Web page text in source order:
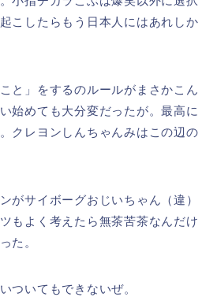
こしたらもう日本人にはあれしか
と」をするのルールがまさかこん
始めても大分変だったが。最高に
クレヨンしんちゃんみはこの辺の
がサイボーグおじいちゃん（違）
もよく考えたら無茶苦茶なんだけ
た。
ついてもできないぜ。